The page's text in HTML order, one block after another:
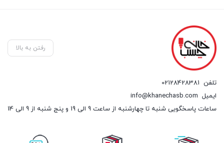
رفتن به بالا
تلفن 02128428381
ایمیل info@khanechasb.com
ساعات پاسخگویی شنبه تا چهارشنبه از ساعت 9 الی 19 و پنج شنبه از 9 الی 14